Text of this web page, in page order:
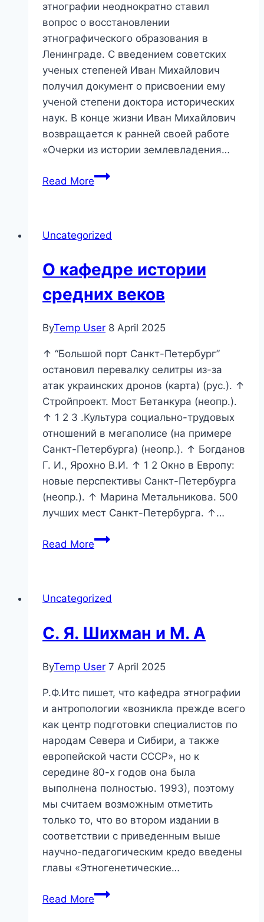
этнографии неоднократно ставил
вопрос о восстановлении
этнографического образования в
Ленинграде. С введением советских
ученых степеней Иван Михайлович
получил документ о присвоении ему
ученой степени доктора исторических
наук. В конце жизни Иван Михайлович
возвращается к ранней своей работе
«Очерки из истории землевладения…
Read MoreО
веков
Uncategorized
О кафедре истории
средних веков
ByTemp User 8 April 2025
↑ “Большой порт Санкт-Петербург”
остановил перевалку селитры из-за
атак украинских дронов (карта) (рус.). ↑
Стройпроект. Мост Бетанкура (неопр.).
↑ 1 2 3 .Культура социально-трудовых
отношений в мегаполисе (на примере
Санкт-Петербурга) (неопр.). ↑ Богданов
Г. И., Ярохно В.И. ↑ 1 2 Окно в Европу:
новые перспективы Санкт-Петербурга
(неопр.). ↑ Марина Метальникова. 500
лучших мест Санкт-Петербурга. ↑…
Read MoreО
веков
Uncategorized
С. Я. Шихман и М. А
ByTemp User 7 April 2025
Р.Ф.Итс пишет, что кафедра этнографии
и антропологии «возникла прежде всего
как центр подготовки специалистов по
народам Севера и Сибири, а также
европейской части СССР», но к
середине 80-х годов она была
выполнена полностью. 1993), поэтому
мы считаем возможным отметить
только то, что во втором издании в
соответствии с приведенным выше
научно-педагогическим кредо введены
главы «Этногенетические…
Read MoreС.